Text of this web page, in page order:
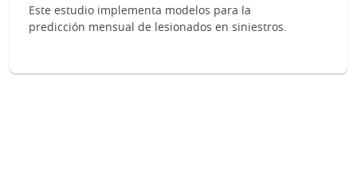
Este estudio implementa modelos para la
predicción mensual de lesionados en siniestros.